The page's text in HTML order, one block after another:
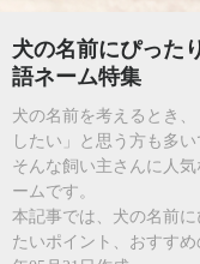
犬の名前にぴった
語ネーム特集
犬の名前を考えるとき
したい」と思う方も多い
そんな飼い主さんに人
ームです。
本記事では、犬の名前
たいポイント、おすす